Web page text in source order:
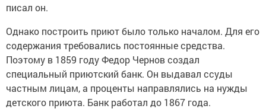
писал он.
Однако построить приют было только началом. Для его
содержания требовались постоянные средства.
Поэтому в 1859 году Федор Чернов создал
специальный приютский банк. Он выдавал ссуды
частным лицам, а проценты направлялись на нужды
детского приюта. Банк работал до 1867 года.